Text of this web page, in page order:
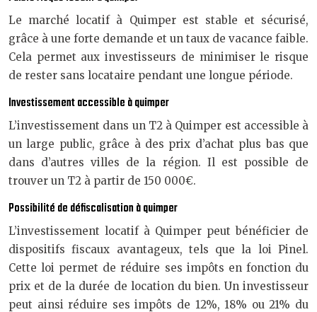
Le marché locatif à Quimper est stable et sécurisé,
grâce à une forte demande et un taux de vacance faible.
Cela permet aux investisseurs de minimiser le risque
de rester sans locataire pendant une longue période.
Investissement accessible à quimper
L’investissement dans un T2 à Quimper est accessible à
un large public, grâce à des prix d’achat plus bas que
dans d’autres villes de la région. Il est possible de
trouver un T2 à partir de 150 000€.
Possibilité de défiscalisation à quimper
L’investissement locatif à Quimper peut bénéficier de
dispositifs fiscaux avantageux, tels que la loi Pinel.
Cette loi permet de réduire ses impôts en fonction du
prix et de la durée de location du bien. Un investisseur
peut ainsi réduire ses impôts de 12%, 18% ou 21% du